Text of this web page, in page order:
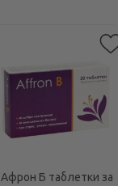
Афрон Б таблетки за